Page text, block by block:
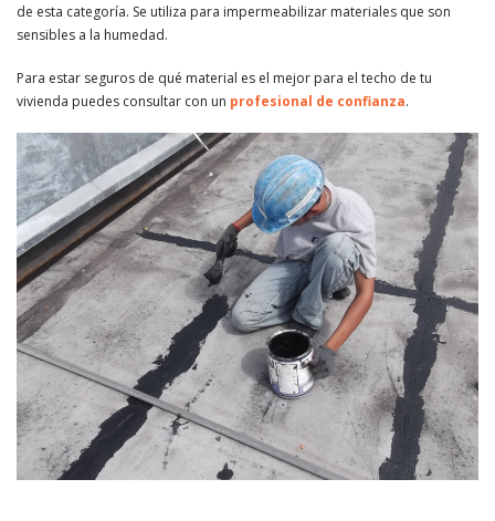
de esta categoría. Se utiliza para impermeabilizar materiales que son
sensibles a la humedad.
Para estar seguros de qué material es el mejor para el techo de tu
vivienda puedes consultar con un profesional de confianza.